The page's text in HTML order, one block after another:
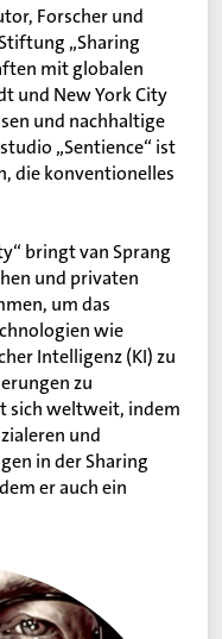
Forscher und
„Sharing
mit globalen
und New York City
und nachhaltige
„Sentience“ ist
die konventionelles
bringt van Sprang
und privaten
um das
wie
Intelligenz (KI) zu
zu
sich weltweit, indem
und
in der Sharing
er auch ein